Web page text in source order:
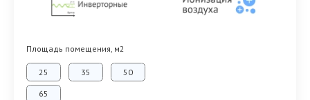
Площадь помещения, м2
25 35 50
65